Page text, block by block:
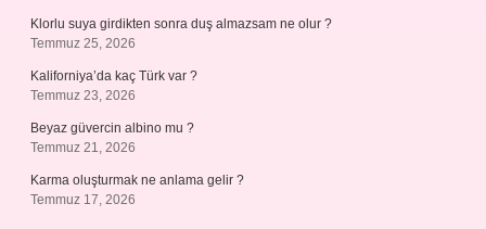
Klorlu suya girdikten sonra duş almazsam ne olur ?
Temmuz 25, 2026
Kaliforniya’da kaç Türk var ?
Temmuz 23, 2026
Beyaz güvercin albino mu ?
Temmuz 21, 2026
Karma oluşturmak ne anlama gelir ?
Temmuz 17, 2026